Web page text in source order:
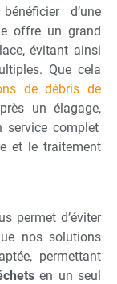
d’une
offre un grand
évitant ainsi
Que cela
de débris de
un élagage,
complet
et le traitement
permet d’éviter
nos solutions
permettant
en un seul